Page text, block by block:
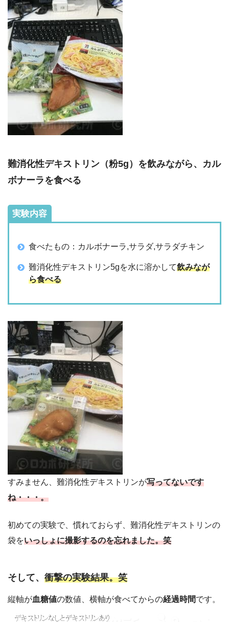
難消化性デキストリン（粉5g）を飲みながら、カル
ボナーラを食べる
実験内容
食べたもの：カルボナーラ,サラダ,サラダチキン
難消化性デキストリン5gを水に溶かして飲みなが
ら食べる
すみません、難消化性デキストリンが写ってないです
ね・・・。
初めての実験で、慣れておらず、難消化性デキストリンの
袋をいっしょに撮影するのを忘れました。笑
そして、 衝撃の実験結果。笑
縦軸が血糖値の数値、横軸が食べてからの経過時間です。